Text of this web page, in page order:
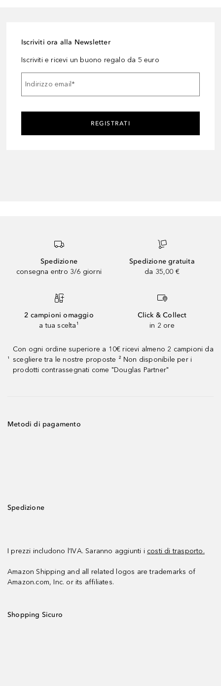
Iscriviti ora alla Newsletter
Iscriviti e ricevi un buono regalo da 5 euro
Indirizzo email *
REGISTRATI
Spedizione
consegna entro 3/6 giorni
Spedizione gratuita
da 35,00 €
2 campioni omaggio
a tua scelta¹
Click & Collect
in 2 ore
¹
Con ogni ordine superiore a 10€ ricevi almeno 2 campioni da
scegliere tra le nostre proposte ² Non disponibile per i
prodotti contrassegnati come "Douglas Partner"
Metodi di pagamento
Spedizione
I prezzi includono l’IVA. Saranno aggiunti i costi di trasporto.
Amazon Shipping and all related logos are trademarks of
Amazon.com, Inc. or its affiliates.
Shopping Sicuro